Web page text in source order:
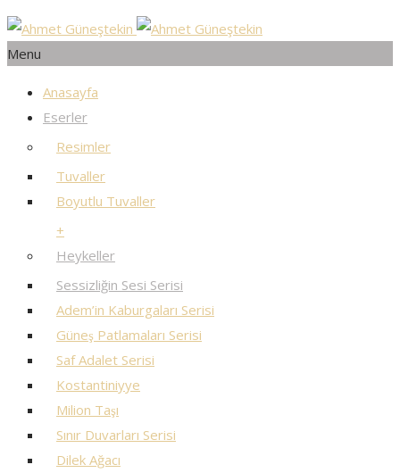
Menu
Anasayfa
Eserler
Resimler
Tuvaller
Boyutlu Tuvaller
+
Heykeller
Sessizliğin Sesi Serisi
Adem’in Kaburgaları Serisi
Güneş Patlamaları Serisi
Saf Adalet Serisi
Kostantiniyye
Milion Taşı
Sınır Duvarları Serisi
Dilek Ağacı